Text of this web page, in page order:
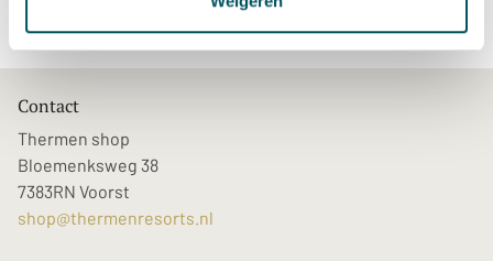
Contact
Thermen shop
Bloemenksweg 38
7383RN Voorst
shop@thermenresorts.nl